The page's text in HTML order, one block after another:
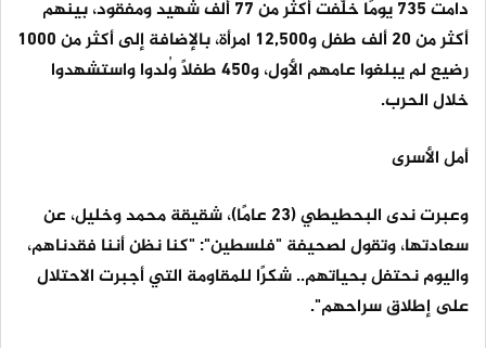
دامت 735 يومًا خلّفت أكثر من 77 ألف شهيد ومفقود، بينهم
أكثر من 20 ألف طفل و12,500 امرأة، بالإضافة إلى أكثر من 1000
رضيع لم يبلغوا عامهم الأول، و450 طفلًا وُلدوا واستشهدوا
خلال الحرب.
أمل الأسرى
وعبرت ندى البحطيطي (23 عامًا)، شقيقة محمد وخليل، عن
سعادتها، وتقول لصحيفة "فلسطين": "كنا نظن أننا فقدناهم،
واليوم نحتفل بحياتهم.. شكرًا للمقاومة التي أجبرت الاحتلال
على إطلاق سراحهم".